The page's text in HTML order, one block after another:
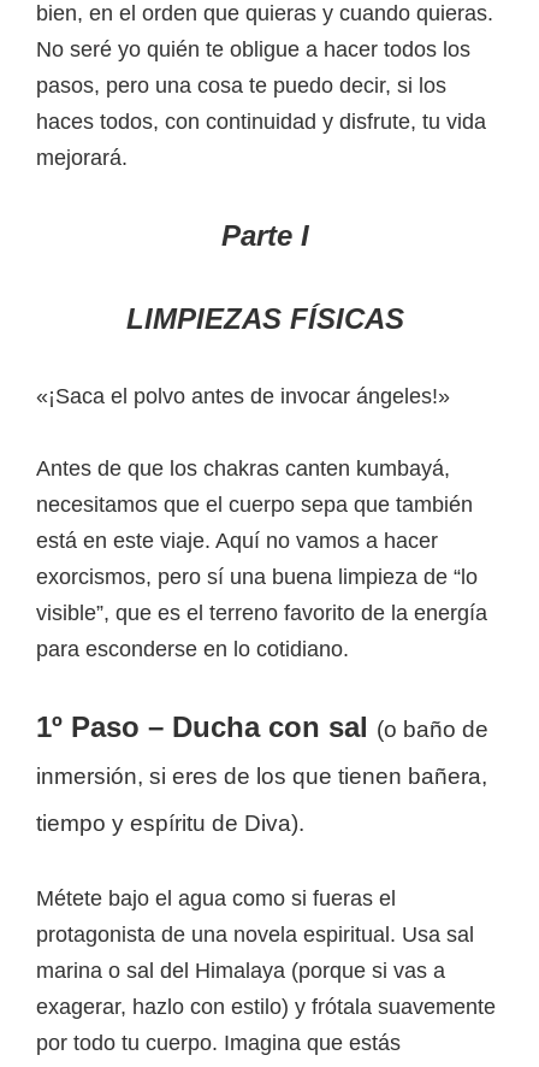
bien, en el orden que quieras y cuando quieras.
No seré yo quién te obligue a hacer todos los
pasos, pero una cosa te puedo decir, si los
haces todos, con continuidad y disfrute, tu vida
mejorará.
Parte I
LIMPIEZAS FÍSICAS
«¡Saca el polvo antes de invocar ángeles!»
Antes de que los chakras canten kumbayá,
necesitamos que el cuerpo sepa que también
está en este viaje. Aquí no vamos a hacer
exorcismos, pero sí una buena limpieza de “lo
visible”, que es el terreno favorito de la energía
para esconderse en lo cotidiano.
1º Paso – Ducha con sal (o baño de
inmersión, si eres de los que tienen bañera,
tiempo y espíritu de Diva).
Métete bajo el agua como si fueras el
protagonista de una novela espiritual. Usa sal
marina o sal del Himalaya (porque si vas a
exagerar, hazlo con estilo) y frótala suavemente
por todo tu cuerpo. Imagina que estás